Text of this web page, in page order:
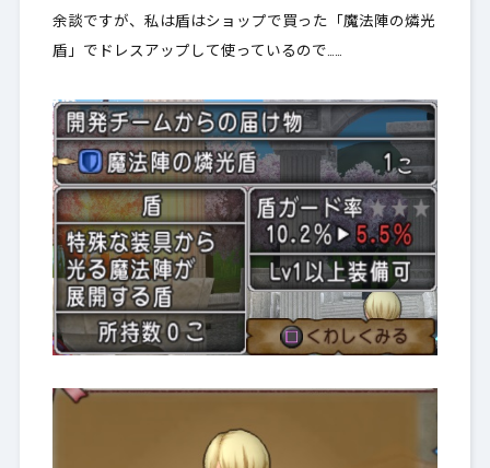
余談ですが、私は盾はショップで買った「魔法陣の燐光
盾」でドレスアップして使っているので……